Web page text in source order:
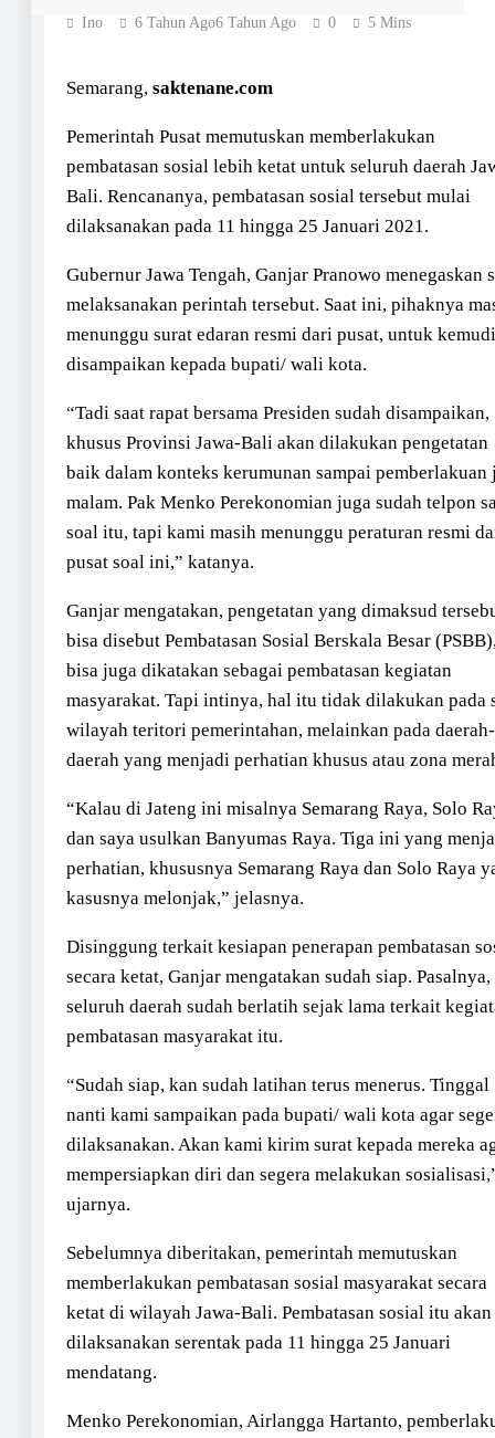
Ino 6 Tahun Ago6 Tahun Ago 0 5 Mins
Semarang, saktenane.com
Pemerintah Pusat memutuskan memberlakukan
pembatasan sosial lebih ketat untuk seluruh daerah
Bali. Rencananya, pembatasan sosial tersebut mulai
dilaksanakan pada 11 hingga 25 Januari 2021.
Gubernur Jawa Tengah, Ganjar Pranowo menegaskan
melaksanakan perintah tersebut. Saat ini, pihaknya
menunggu surat edaran resmi dari pusat, untuk
disampaikan kepada bupati/ wali kota.
“Tadi saat rapat bersama Presiden sudah disampaikan,
khusus Provinsi Jawa-Bali akan dilakukan pengetatan
baik dalam konteks kerumunan sampai pemberlakuan
malam. Pak Menko Perekonomian juga sudah telpon
soal itu, tapi kami masih menunggu peraturan resmi
pusat soal ini,” katanya.
Ganjar mengatakan, pengetatan yang dimaksud
bisa disebut Pembatasan Sosial Berskala Besar
bisa juga dikatakan sebagai pembatasan kegiatan
masyarakat. Tapi intinya, hal itu tidak dilakukan pada
wilayah teritori pemerintahan, melainkan pada daerah-
daerah yang menjadi perhatian khusus atau zona
“Kalau di Jateng ini misalnya Semarang Raya, Solo
dan saya usulkan Banyumas Raya. Tiga ini yang
perhatian, khususnya Semarang Raya dan Solo Raya
kasusnya melonjak,” jelasnya.
Disinggung terkait kesiapan penerapan pembatasan
secara ketat, Ganjar mengatakan sudah siap. Pasalnya,
seluruh daerah sudah berlatih sejak lama terkait
pembatasan masyarakat itu.
“Sudah siap, kan sudah latihan terus menerus. Tinggal
nanti kami sampaikan pada bupati/ wali kota agar
dilaksanakan. Akan kami kirim surat kepada mereka
mempersiapkan diri dan segera melakukan
ujarnya.
Sebelumnya diberitakan, pemerintah memutuskan
memberlakukan pembatasan sosial masyarakat secara
ketat di wilayah Jawa-Bali. Pembatasan sosial itu akan
dilaksanakan serentak pada 11 hingga 25 Januari
mendatang.
Menko Perekonomian, Airlangga Hartanto,